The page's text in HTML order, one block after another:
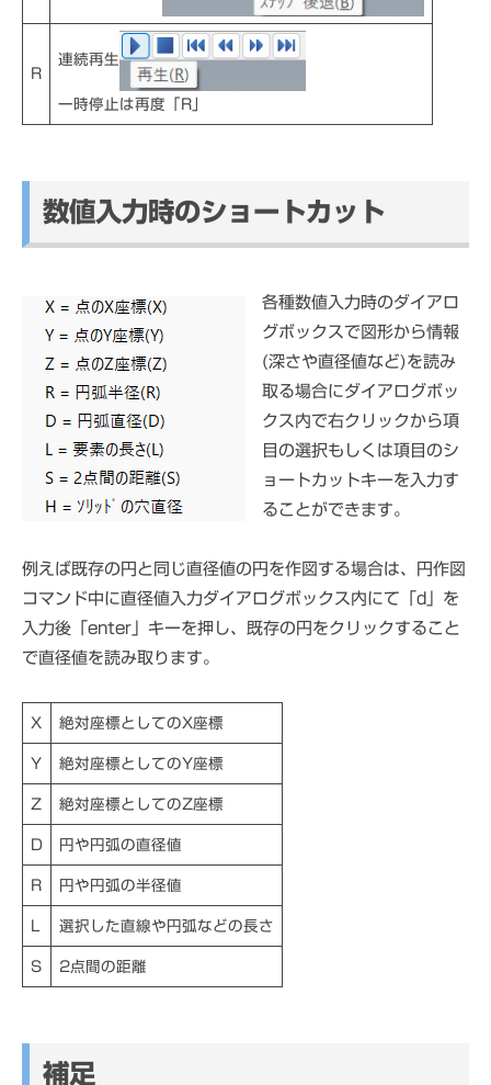
R
連続再生
一時停止は再度「R」
数値入力時のショートカット
各種数値入力時のダイアロ
グボックスで図形から情報
(深さや直径値など)を読み
取る場合にダイアログボッ
クス内で右クリックから項
目の選択もしくは項目のシ
ョートカットキーを入力す
ることができます。
例えば既存の円と同じ直径値の円を作図する場合は、円作図
コマンド中に直径値入力ダイアログボックス内にて「d」を
入力後「enter」キーを押し、既存の円をクリックすること
で直径値を読み取ります。
X 絶対座標としてのX座標
Y 絶対座標としてのY座標
Z 絶対座標としてのZ座標
D 円や円弧の直径値
R 円や円弧の半径値
L 選択した直線や円弧などの長さ
S 2点間の距離
補足